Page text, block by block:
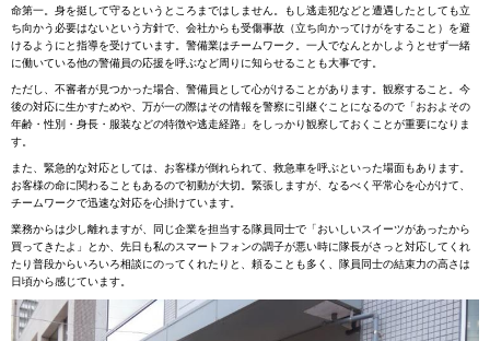
命第一。身を挺して守るというところまではしません。もし逃走犯などと遭遇したとしても立
ち向かう必要はないという方針で、会社からも受傷事故（立ち向かってけがをすること）を避
けるようにと指導を受けています。警備業はチームワーク。一人でなんとかしようとせず一緒
に働いている他の警備員の応援を呼ぶなど周りに知らせることも大事です。
ただし、不審者が見つかった場合、警備員として心がけることがあります。観察すること。今
後の対応に生かすためや、万が一の際はその情報を警察に引継ぐことになるので「おおよその
年齢・性別・身長・服装などの特徴や逃走経路」をしっかり観察しておくことが重要になりま
す。
また、緊急的な対応としては、お客様が倒れられて、救急車を呼ぶといった場面もあります。
お客様の命に関わることもあるので初動が大切。緊張しますが、なるべく平常心を心がけて、
チームワークで迅速な対応を心掛けています。
業務からは少し離れますが、同じ企業を担当する隊員同士で「おいしいスイーツがあったから
買ってきたよ」とか、先日も私のスマートフォンの調子が悪い時に隊長がさっと対応してくれ
たり普段からいろいろ相談にのってくれたりと、頼ることも多く、隊員同士の結束力の高さは
日頃から感じています。